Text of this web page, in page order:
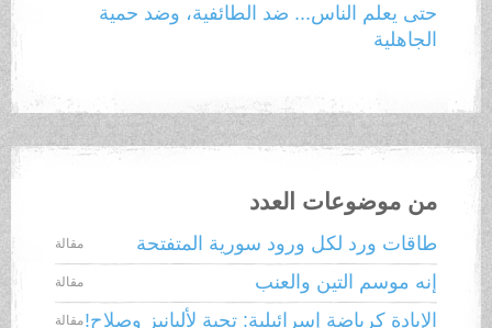
حتى يعلم الناس... ضد الطائفية، وضد حمية
الجاهلية
من موضوعات العدد
طاقات ورد لكل ورود سورية المتفتحة مقالة
إنه موسم التين والعنب مقالة
الإبادة كرياضة إسرائيلية: تحية لألبانيز وصلاح!مقالة